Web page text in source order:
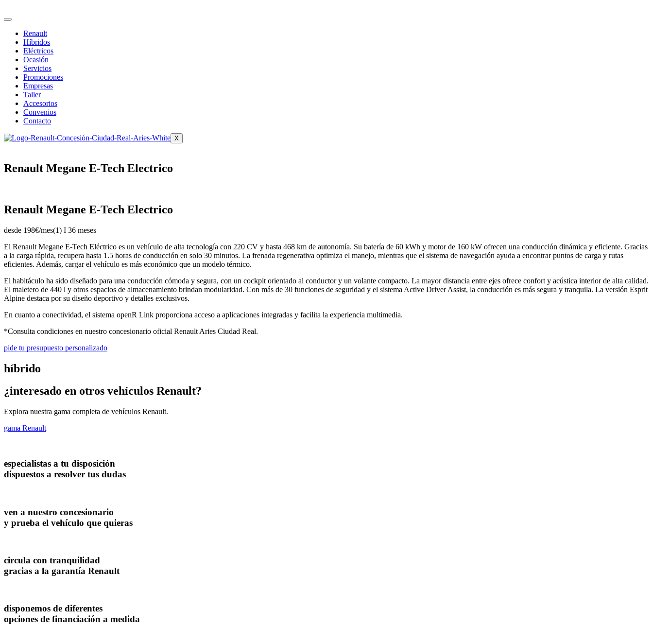
al
Renault
Híbridos
Eléctricos
Ocasión
Servicios
Promociones
Empresas
Taller
Accesorios
Convenios
Contacto
X
Renault Megane E-Tech Electrico
Renault Megane E-Tech Electrico
desde 198€/mes(1) I 36 meses
El Renault Megane E-Tech Eléctrico es un vehículo de alta tecnología con 220 CV y hasta 468 km de autonomía. Su batería de 60 kWh y motor de 160 kW ofrecen una conducción dinámica y eficiente. Gracias
a la carga rápida, recupera hasta 1.5 horas de conducción en solo 30 minutos. La frenada regenerativa optimiza el manejo, mientras que el sistema de navegación ayuda a encontrar puntos de carga y rutas
eficientes. Además, cargar el vehículo es más económico que un modelo térmico.
El habitáculo ha sido diseñado para una conducción cómoda y segura, con un cockpit orientado al conductor y un volante compacto. La mayor distancia entre ejes ofrece confort y acústica interior de alta calidad.
El maletero de 440 l y otros espacios de almacenamiento brindan modularidad. Con más de 30 funciones de seguridad y el sistema Active Driver Assist, la conducción es más segura y tranquila. La versión Esprit
Alpine destaca por su diseño deportivo y detalles exclusivos.
En cuanto a conectividad, el sistema openR Link proporciona acceso a aplicaciones integradas y facilita la experiencia multimedia.
*Consulta condiciones en nuestro concesionario oficial Renault Aries Ciudad Real.
pide tu presupuesto personalizado
híbrido
¿interesado en otros vehículos Renault?
Explora nuestra gama completa de vehículos Renault.
gama Renault
especialistas a tu disposición
dispuestos a resolver tus dudas
ven a nuestro concesionario
y prueba el vehículo que quieras
circula con tranquilidad
gracias a la garantía Renault
disponemos de diferentes
opciones de financiación a medida